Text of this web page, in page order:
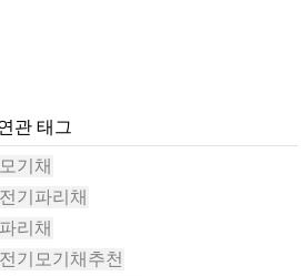
관 태그
기채
기파리채
리채
기모기채추천